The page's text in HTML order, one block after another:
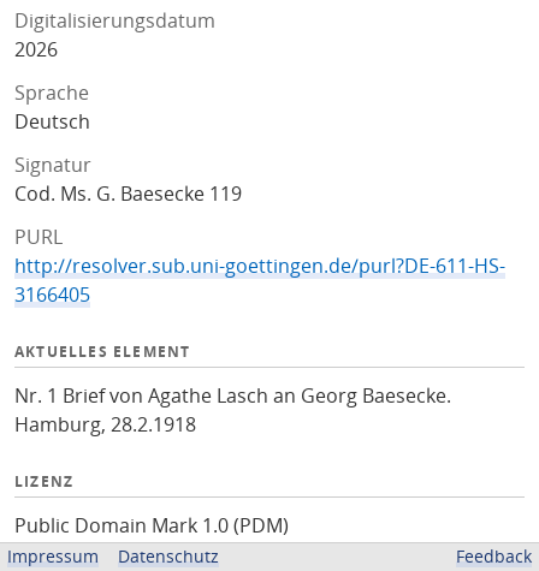
Digitalisierungsdatum
2026
Sprache
Deutsch
Signatur
Cod. Ms. G. Baesecke 119
PURL
http://resolver.sub.uni-goettingen.de/purl?DE-611-HS-
3166405
AKTUELLES ELEMENT
Nr. 1 Brief von Agathe Lasch an Georg Baesecke.
Hamburg, 28.2.1918
LIZENZ
Public Domain Mark 1.0 (PDM)
Impressum Datenschutz Feedback